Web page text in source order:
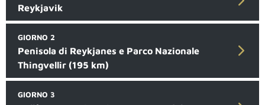
Reykjavik
GIORNO 2
Penisola di Reykjanes e Parco Nazionale
Thingvellir (195 km)
GIORNO 3